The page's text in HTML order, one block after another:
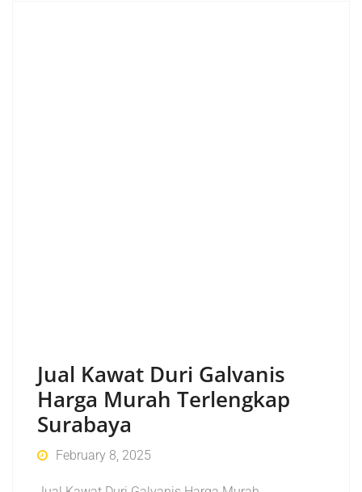
Jual Kawat Duri Galvanis
Harga Murah Terlengkap
Surabaya
February 8, 2025